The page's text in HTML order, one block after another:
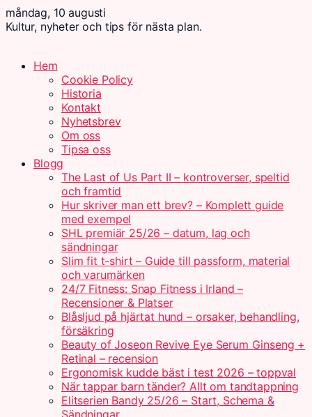
måndag, 10 augusti
Kultur, nyheter och tips för nästa plan.
Hem
Cookie Policy
Historia
Kontakt
Nyhetsbrev
Om oss
Tipsa oss
Blogg
The Last of Us Part II – kontroverser, speltid
och framtid
Hur skriver man ett brev? – Komplett guide
med exempel
SHL premiär 25/26 – datum, lag och
sändningar
Slim fit t-shirt – Guide till passform, material
och varumärken
24/7 Fitness: Snap Fitness i Irland –
Recensioner & Platser
Blåsljud på hjärtat hund – orsaker, behandling,
försäkring
Beauty of Joseon Revive Eye Serum Ginseng +
Retinal – recension
Ergonomisk kudde bäst i test 2026 – toppval
När tappar barn tänder? Allt om tandtappning
Elitserien Bandy 25/26 – Start, Schema &
Sändningar